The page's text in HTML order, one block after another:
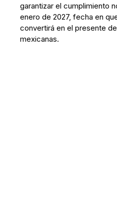
garantizar el cumplimiento
enero de 2027, fecha en
convertirá en el presente
mexicanas.